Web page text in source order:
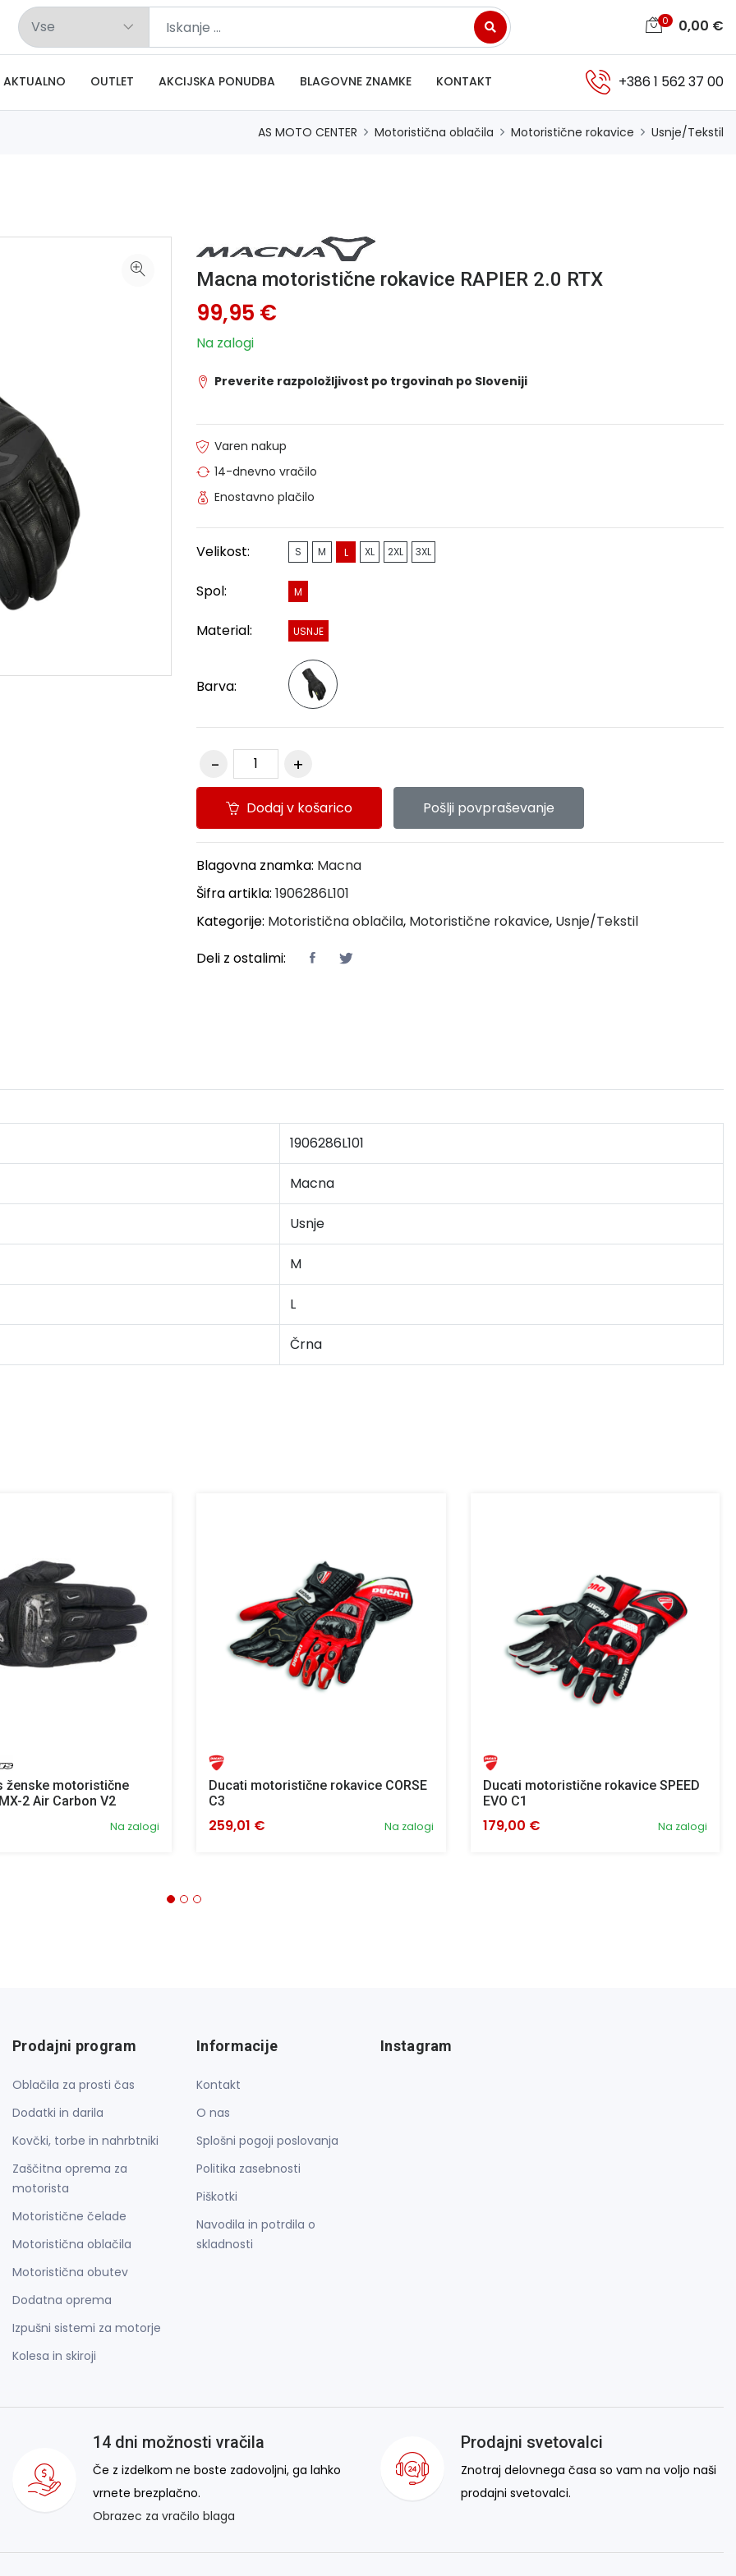
0 0,00 €
AKTUALNO OUTLET AKCIJSKA PONUDBA BLAGOVNE ZNAMKE KONTAKT +386 1 562 37 00
AS MOTO CENTER Motoristična oblačila Motoristične rokavice Usnje/Tekstil
Macna motoristične rokavice RAPIER 2.0 RTX
99,95 €
Na zalogi
Preverite razpoložljivost po trgovinah po Sloveniji
Varen nakup
14-dnevno vračilo
Enostavno plačilo
Velikost: S M L XL 2XL 3XL
Spol: M
Material: USNJE
Barva:
Dodaj v košarico Pošlji povpraševanje
Blagovna znamka: Macna
Šifra artikla: 1906286L101
Kategorije: Motoristična oblačila, Motoristične rokavice, Usnje/Tekstil
Deli z ostalimi:
1906286L101
Macna
Usnje
M
L
Črna
ženske motoristične
2 Air Carbon V2
Na zalogi
Ducati motoristične rokavice CORSE
C3
Na zalogi
259,01 €
Ducati motoristične rokavice SPEED
EVO C1
Na zalogi
179,00 €
Prodajni program
Oblačila za prosti čas
Dodatki in darila
Kovčki, torbe in nahrbtniki
Zaščitna oprema za
motorista
Motoristične čelade
Motoristična oblačila
Motoristična obutev
Dodatna oprema
Izpušni sistemi za motorje
Kolesa in skiroji
Informacije
Kontakt
O nas
Splošni pogoji poslovanja
Politika zasebnosti
Piškotki
Navodila in potrdila o
skladnosti
Instagram
14 dni možnosti vračila
Če z izdelkom ne boste zadovoljni, ga lahko
vrnete brezplačno.
Obrazec za vračilo blaga
Prodajni svetovalci
Znotraj delovnega časa so vam na voljo naši
prodajni svetovalci.